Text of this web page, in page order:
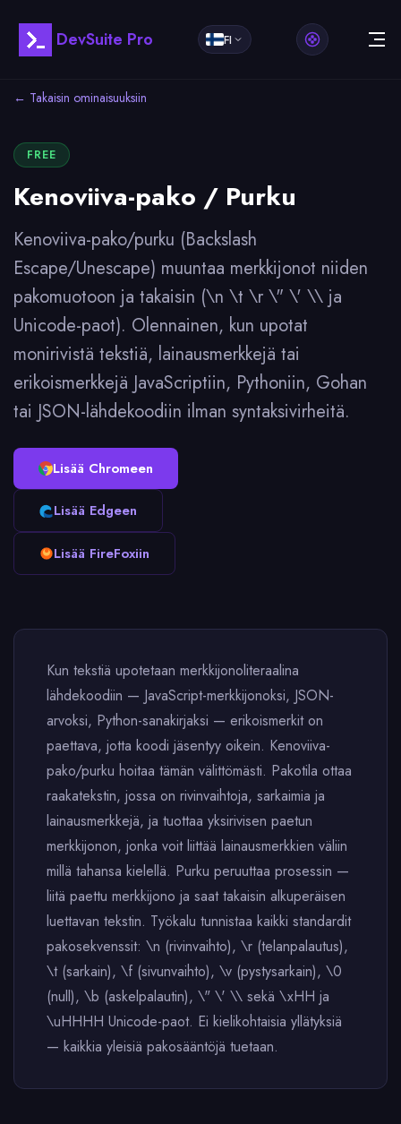
DevSuite Pro FI
← Takaisin ominaisuuksiin
FREE
Kenoviiva-pako / Purku
Kenoviiva-pako/purku (Backslash
Escape/Unescape) muuntaa merkkijonot niiden
pakomuotoon ja takaisin (\n \t \r \" \' \\ ja
Unicode-paot). Olennainen, kun upotat
monirivistä tekstiä, lainausmerkkejä tai
erikoismerkkejä JavaScriptiin, Pythoniin, Gohan
tai JSON-lähdekoodiin ilman syntaksivirheitä.
Lisää Chromeen
Lisää Edgeen
Lisää FireFoxiin
Kun tekstiä upotetaan merkkijonoliteraalina
lähdekoodiin — JavaScript-merkkijonoksi, JSON-
arvoksi, Python-sanakirjaksi — erikoismerkit on
paettava, jotta koodi jäsentyy oikein. Kenoviiva-
pako/purku hoitaa tämän välittömästi. Pakotila ottaa
raakatekstin, jossa on rivinvaihtoja, sarkaimia ja
lainausmerkkejä, ja tuottaa yksirivisen paetun
merkkijonon, jonka voit liittää lainausmerkkien väliin
millä tahansa kielellä. Purku peruuttaa prosessin —
liitä paettu merkkijono ja saat takaisin alkuperäisen
luettavan tekstin. Työkalu tunnistaa kaikki standardit
pakosekvenssit: \n (rivinvaihto), \r (telanpalautus),
\t (sarkain), \f (sivunvaihto), \v (pystysarkain), \0
(null), \b (askelpalautin), \" \' \\ sekä \xHH ja
\uHHHH Unicode-paot. Ei kielikohtaisia yllätyksiä
— kaikkia yleisiä pakosääntöjä tuetaan.